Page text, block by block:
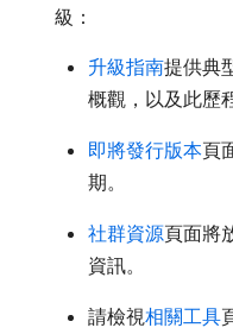
級：
升級指南提供典
概觀，以及此歷
即將發行版本頁
期。
社群資源頁面將
資訊。
請檢視相關工具